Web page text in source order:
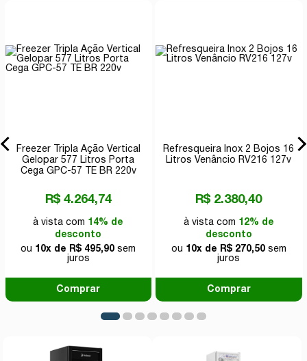
Freezer Tripla Ação Vertical
Gelopar 577 Litros Porta
Cega GPC-57 TE BR 220v
R$ 4.264,74
à vista com 14% de
desconto
ou 10x de R$ 495,90 sem
juros
Comprar
Refresqueira Inox 2 Bojos 16
Litros Venâncio RV216 127v
R$ 2.380,40
à vista com 12% de
desconto
ou 10x de R$ 270,50sem
juros
Comprar